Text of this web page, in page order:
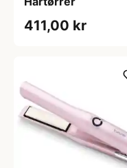
411,00 kr